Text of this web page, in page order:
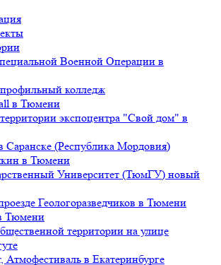
Военной Операции в
колледж
в Тюмени
экспоцентра "Свой дом" в
(Республика Мордовия)
в Тюмени
Университет (ТюмГУ) новый
Геологоразведчиков в Тюмени
Тюмени
территории на улице
Атмофестиваль в Екатеринбурге